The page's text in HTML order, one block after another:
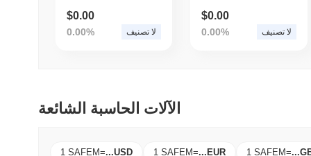
$0.00
0.00% لا تصنيف
$0.00
0.00% لا تصنيف
الآلات الحاسبة الشائعة
1 SAFEM=...USD 1 SAFEM=...EUR 1 SAFEM=...